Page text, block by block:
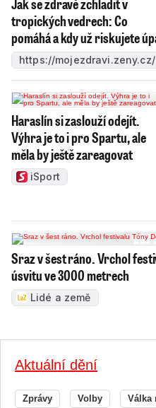
tropických vedrech: Co
pomáhá a kdy už riskujete
https://mojezdravi.zeny.cz/
Haraslín si zaslouží odejít.
Výhra je to i pro Spartu, ale
měla by ještě zareagovat
iSport
Sraz v šest ráno. Vrchol
úsvitu ve 3000 metrech
Lidé a země
Aktuální dění
Zprávy Volby Válka